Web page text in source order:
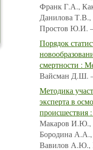
Франк Г.А.,
Данилова
Простов Ю.И.
Порядок
смертности :
Вайсман Д.Ш.
Методика
эксперта в
происшествия
Макаров И.Ю.,
Бородина
Вавилов А.Ю.,